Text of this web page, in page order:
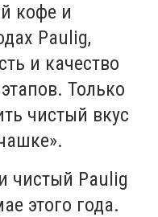
кофе и
Paulig,
и качество
Только
чистый вкус
чистый Paulig
этого года.